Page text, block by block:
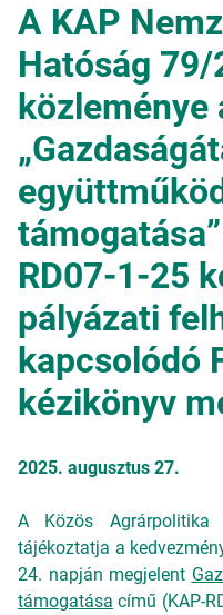
A KAP
Hatóság
közleménye
RD07-1-25
pályázati
kapcsolódó
kézikönyv
2025. augusztus 27.
A Közös Agrárpolitika
tájékoztatja a
24. napján megjelent
támogatása című (KAP-